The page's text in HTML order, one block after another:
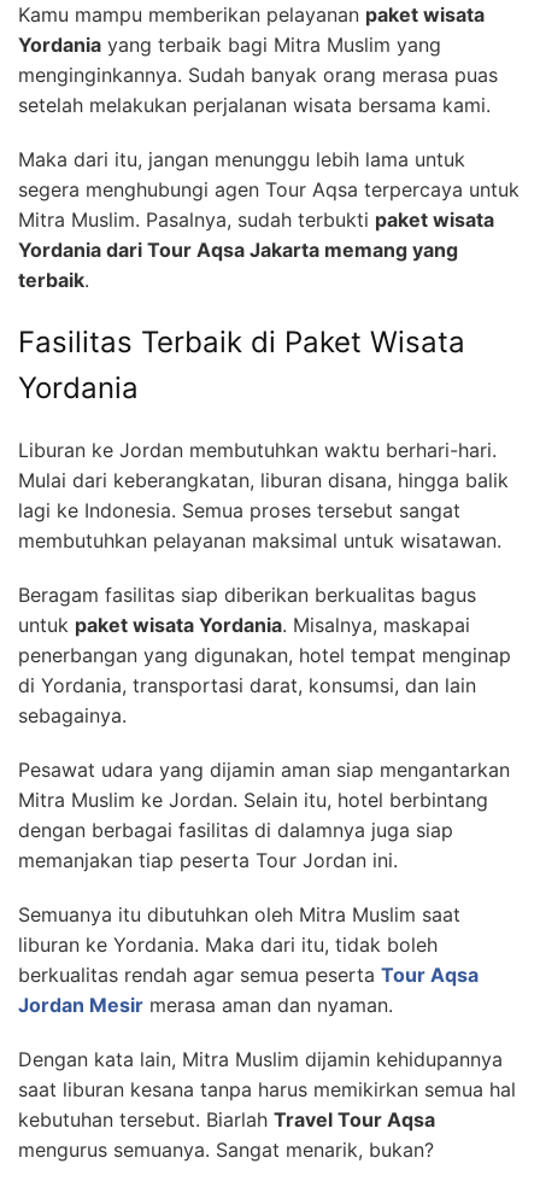
Kamu mampu memberikan pelayanan paket wisata
Yordania yang terbaik bagi Mitra Muslim yang
menginginkannya. Sudah banyak orang merasa puas
setelah melakukan perjalanan wisata bersama kami.
Maka dari itu, jangan menunggu lebih lama untuk
segera menghubungi agen Tour Aqsa terpercaya untuk
Mitra Muslim. Pasalnya, sudah terbukti paket wisata
Yordania dari Tour Aqsa Jakarta memang yang
terbaik.
Fasilitas Terbaik di Paket Wisata
Yordania
Liburan ke Jordan membutuhkan waktu berhari-hari.
Mulai dari keberangkatan, liburan disana, hingga balik
lagi ke Indonesia. Semua proses tersebut sangat
membutuhkan pelayanan maksimal untuk wisatawan.
Beragam fasilitas siap diberikan berkualitas bagus
untuk paket wisata Yordania. Misalnya, maskapai
penerbangan yang digunakan, hotel tempat menginap
di Yordania, transportasi darat, konsumsi, dan lain
sebagainya.
Pesawat udara yang dijamin aman siap mengantarkan
Mitra Muslim ke Jordan. Selain itu, hotel berbintang
dengan berbagai fasilitas di dalamnya juga siap
memanjakan tiap peserta Tour Jordan ini.
Semuanya itu dibutuhkan oleh Mitra Muslim saat
liburan ke Yordania. Maka dari itu, tidak boleh
berkualitas rendah agar semua peserta Tour Aqsa
Jordan Mesir merasa aman dan nyaman.
Dengan kata lain, Mitra Muslim dijamin kehidupannya
saat liburan kesana tanpa harus memikirkan semua hal
kebutuhan tersebut. Biarlah Travel Tour Aqsa
mengurus semuanya. Sangat menarik, bukan?